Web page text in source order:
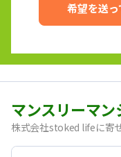
希望を送
マンスリーマ
株式会社stoked lifeに寄